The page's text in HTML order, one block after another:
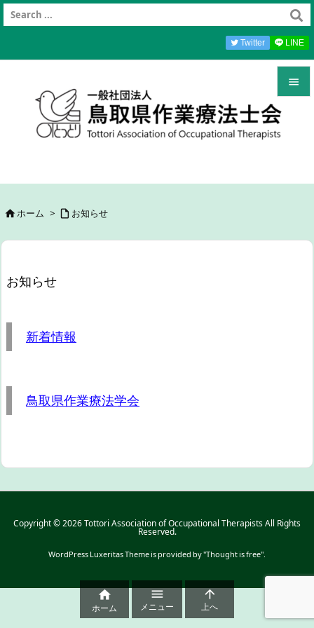


Twitter LINE
ホーム >  お知らせ
お知らせ
新着情報
鳥取県作業療法学会
Copyright ©2026Tottori Association of Occupational TherapistsAll Rights
Reserved.
WordPress Luxeritas Theme is provided by "Thought is free".

ホーム

メニュー

上へ